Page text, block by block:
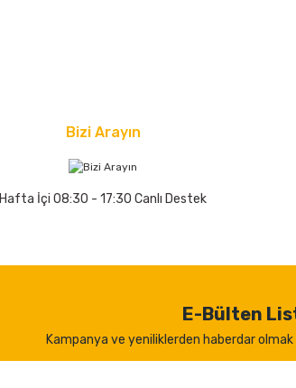
Bizi Arayın
Hafta İçi 08:30 - 17:30 Canlı Destek
E-Bülten
Kampanya ve yeniliklerden haberdar